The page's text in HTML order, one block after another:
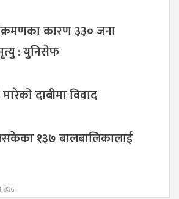
कारण ३३० जना
: युनिसेफ
दाबीमा विवाद
१३७ बालबालिकालाई